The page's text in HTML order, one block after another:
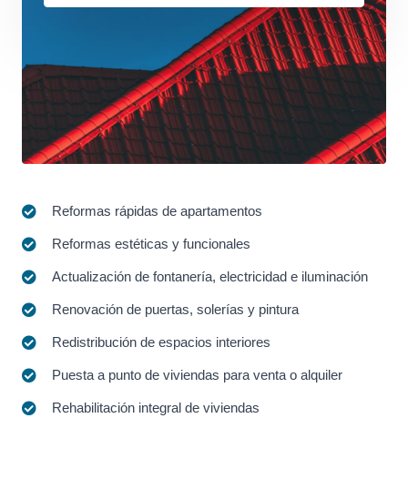
Reformas rápidas de apartamentos
Reformas estéticas y funcionales
Actualización de fontanería, electricidad e iluminación
Renovación de puertas, solerías y pintura
Redistribución de espacios interiores
Puesta a punto de viviendas para venta o alquiler
Rehabilitación integral de viviendas